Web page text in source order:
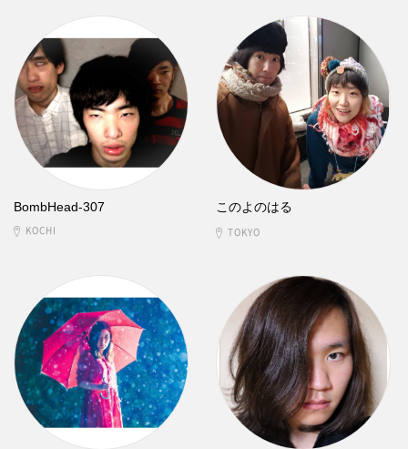
BombHead-307
KOCHI
このよのはる
TOKYO